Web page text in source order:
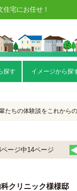
宅にお任せ！
探す イメージから探
ちの体験談をこれから
ページ中14ページ
クリニック様様邸